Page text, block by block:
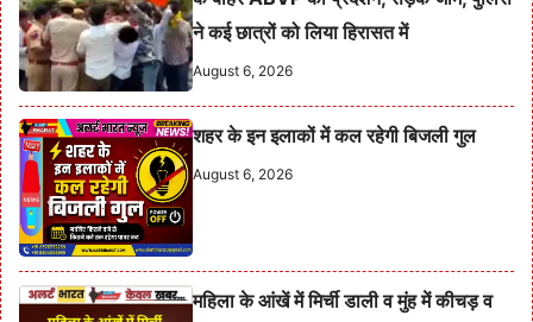
ने कई छात्रों को लिया हिरासत में
August 6, 2026
शहर के इन इलाकों में कल रहेगी बिजली गुल
August 6, 2026
महिला के आंखें में मिर्ची डाली व मुंह में कीचड़ व